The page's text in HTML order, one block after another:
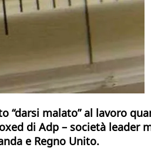
malato” al lavoro
di Adp – società leader
e Regno Unito.